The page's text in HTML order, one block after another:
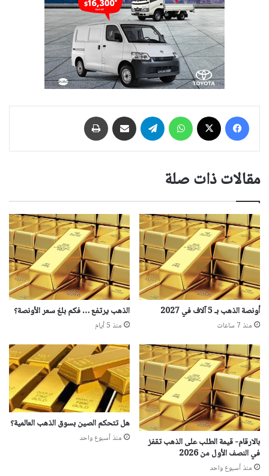
فيسبوك واتساب تيلقرام مشاركة عبر البريد
مقالات ذات صلة
أونصة الذهب بـ 5 آلاف في 2027
منذ 7 ساعات
الذهب يرتفع … فكم بلغ سعر الأونصة؟
منذ 5 أيام
بالارقام- قيمة الطلب على الذهب تقفز
في النصف الأول من 2026
منذ أسبوع واحد
هل تتحكم الصين بسوق الذهب العالمية؟
منذ أسبوع واحد